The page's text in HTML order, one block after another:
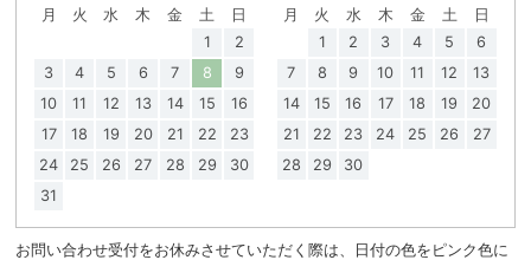
月 火 水 木 金 土
日
1
2
3
4 5 6 7 8
9
10
11 12 13 14 15
16
17
18 19 20 21 22
23
24
25 26 27 28 29
30
31
月 火 水 木 金 土
日
1
2 3 4 5
6
7
8 9 10 11 12
13
14
15 16 17 18 19
20
21
22 23 24 25 26
27
28
29 30
お問い合わせ受付をお休みさせていただく際は、日付の色をピンク色に